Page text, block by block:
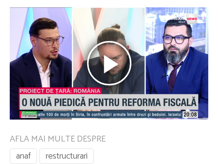
AFLA MAI MULTE DESPRE
anaf
restructurari